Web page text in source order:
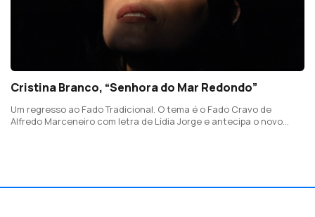
Cristina Branco, “Senhora do Mar Redondo”
Um regresso ao Fado Tradicional. O tema é o Fado Cravo de
Alfredo Marceneiro com letra de Lídia Jorge e antecipa o novo